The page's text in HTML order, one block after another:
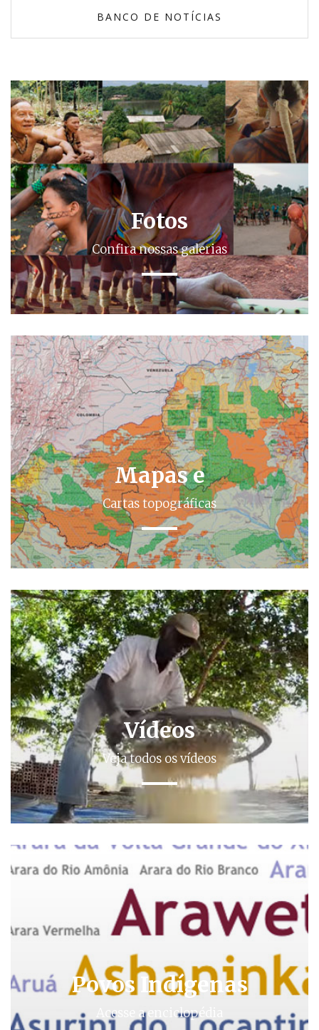
BANCO DE NOTÍCIAS
Fotos
Confira nossas galerias
Mapas e
Cartas topográficas
Vídeos
Veja todos os vídeos
Povos Indígenas
Acesse a enciclopédia